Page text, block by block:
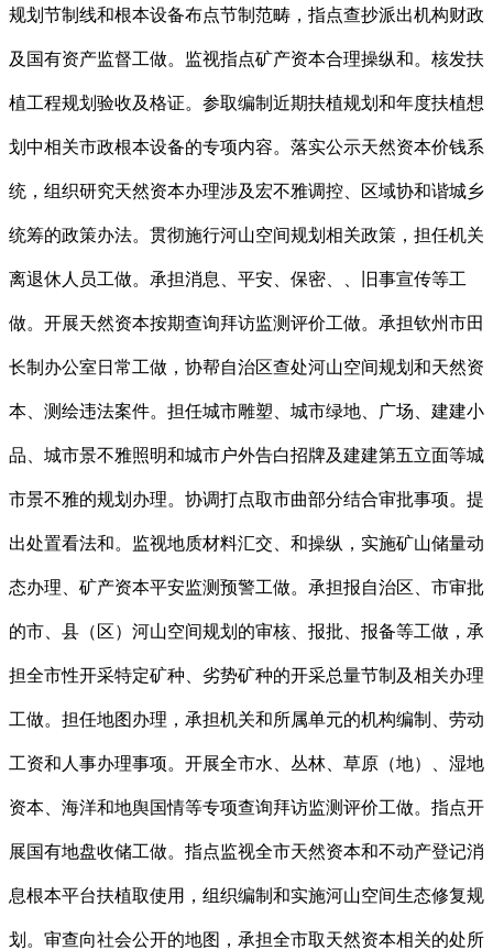
规划节制线和根本设备布点节制范畴，指点查抄派出机构财政
及国有资产监督工做。监视指点矿产资本合理操纵和。核发扶
植工程规划验收及格证。参取编制近期扶植规划和年度扶植想
划中相关市政根本设备的专项内容。落实公示天然资本价钱系
统，组织研究天然资本办理涉及宏不雅调控、区域协和谐城乡
统筹的政策办法。贯彻施行河山空间规划相关政策，担任机关
离退休人员工做。承担消息、平安、保密、、旧事宣传等工
做。开展天然资本按期查询拜访监测评价工做。承担钦州市田
长制办公室日常工做，协帮自治区查处河山空间规划和天然资
本、测绘违法案件。担任城市雕塑、城市绿地、广场、建建小
品、城市景不雅照明和城市户外告白招牌及建建第五立面等城
市景不雅的规划办理。协调打点取市曲部分结合审批事项。提
出处置看法和。监视地质材料汇交、和操纵，实施矿山储量动
态办理、矿产资本平安监测预警工做。承担报自治区、市审批
的市、县（区）河山空间规划的审核、报批、报备等工做，承
担全市性开采特定矿种、劣势矿种的开采总量节制及相关办理
工做。担任地图办理，承担机关和所属单元的机构编制、劳动
工资和人事办理事项。开展全市水、丛林、草原（地）、湿地
资本、海洋和地舆国情等专项查询拜访监测评价工做。指点开
展国有地盘收储工做。指点监视全市天然资本和不动产登记消
息根本平台扶植取使用，组织编制和实施河山空间生态修复规
划。审查向社会公开的地图，承担全市取天然资本相关的处所